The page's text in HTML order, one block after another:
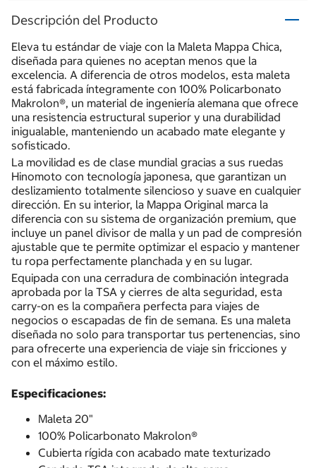
Descripción del Producto
Eleva tu estándar de viaje con la Maleta Mappa Chica,
diseñada para quienes no aceptan menos que la
excelencia. A diferencia de otros modelos, esta maleta
está fabricada íntegramente con 100% Policarbonato
Makrolon®, un material de ingeniería alemana que ofrece
una resistencia estructural superior y una durabilidad
inigualable, manteniendo un acabado mate elegante y
sofisticado.
La movilidad es de clase mundial gracias a sus ruedas
Hinomoto con tecnología japonesa, que garantizan un
deslizamiento totalmente silencioso y suave en cualquier
dirección. En su interior, la Mappa Original marca la
diferencia con su sistema de organización premium, que
incluye un panel divisor de malla y un pad de compresión
ajustable que te permite optimizar el espacio y mantener
tu ropa perfectamente planchada y en su lugar.
Equipada con una cerradura de combinación integrada
aprobada por la TSA y cierres de alta seguridad, esta
carry-on es la compañera perfecta para viajes de
negocios o escapadas de fin de semana. Es una maleta
diseñada no solo para transportar tus pertenencias, sino
para ofrecerte una experiencia de viaje sin fricciones y
con el máximo estilo.
Especificaciones:
Maleta 20"
100% Policarbonato Makrolon®
Cubierta rígida con acabado mate texturizado